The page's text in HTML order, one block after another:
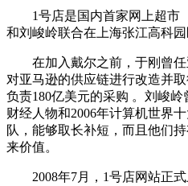
1号店是国内首家网上超市
和刘峻岭联合在上海张江高科园
在加入戴尔之前，于刚曾任
对亚马逊的供应链进行改造并
负责180亿美元的采购 。刘峻
财经人物和2006年计算机世界
队，能够取长补短，而且他们
来价值。
2008年7月，1号店网站正式